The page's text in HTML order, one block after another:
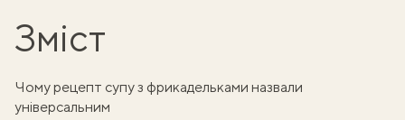
Зміст
Чому рецепт супу з фрикадельками назвали
універсальним